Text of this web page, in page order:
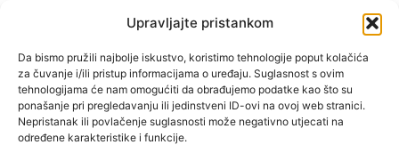
Upravljajte pristankom
Da bismo pružili najbolje iskustvo, koristimo tehnologije poput kolačića
za čuvanje i/ili pristup informacijama o uređaju. Suglasnost s ovim
tehnologijama će nam omogućiti da obrađujemo podatke kao što su
ponašanje pri pregledavanju ili jedinstveni ID-ovi na ovoj web stranici.
Nepristanak ili povlačenje suglasnosti može negativno utjecati na
određene karakteristike i funkcije.
"Muževni budite" prvi je
hrvatski portal za katoličke
muškarce koji pokušava
reafirmirati u današnje
vrijeme itekako narušen